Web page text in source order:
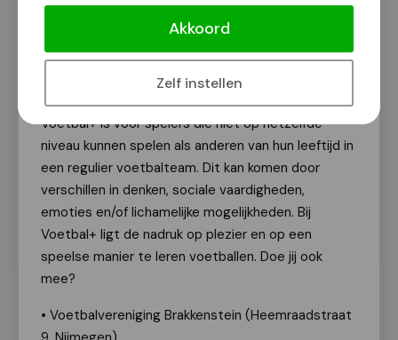
Akkoord
Zelf instellen
Doe mee met Voetbal+ bij RKSV
Van onze redactie
Voetbal+ is voor spelers die niet op hetzelfde
niveau kunnen spelen als anderen van hun leeftijd in
een regulier voetbalteam. Dit kan komen door
verschillen in denken, sociale vaardigheden,
emoties en/of lichamelijke mogelijkheden. Bij
Voetbal+ ligt de nadruk op plezier en op een
speelse manier te leren voetballen. Doe jij ook
mee?
• Voetbalvereniging Brakkenstein (Heemraadstraat